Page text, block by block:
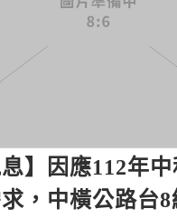
息】因應112年
，中橫公路台